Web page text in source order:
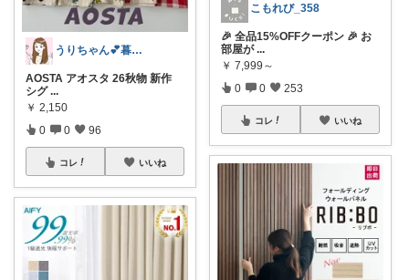
うりちゃん💕暮らし🏡キッズ👶ママ
AOSTA アオスタ 26秋物 新作
シグ ...
￥ 2,150
0 0 96
コレ いいね
こもれび_358
🎉 全品15%OFFクーポン 🎉 お
部屋が ...
￥ 7,999～
0 0 253
コレ いいね